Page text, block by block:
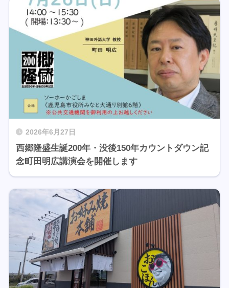
2026年6月27日
西郷隆盛生誕200年・没後150年カウントダウン記
念町田明広講演会を開催します